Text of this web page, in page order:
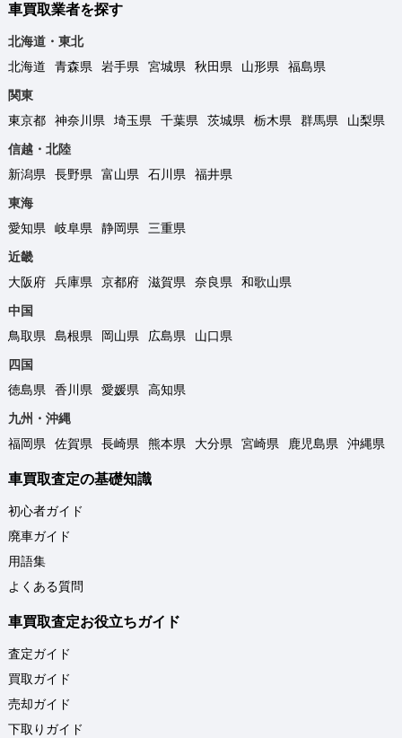
車買取業者を探す
北海道・東北
北海道
青森県 岩手県 宮城県 秋田県 山形県
福島県
関東
東京都
神奈川県 埼玉県 千葉県 茨城県 栃木県 群馬県
山梨県
信越・北陸
新潟県
長野県 富山県 石川県
福井県
東海
愛知県
岐阜県 静岡県
三重県
近畿
大阪府
兵庫県 京都府 滋賀県 奈良県
和歌山県
中国
鳥取県
島根県 岡山県 広島県
山口県
四国
徳島県
香川県 愛媛県
高知県
九州・沖縄
福岡県
佐賀県 長崎県 熊本県 大分県 宮崎県 鹿児島県 沖縄県
車買取査定の基礎知識
初心者ガイド
廃車ガイド
用語集
よくある質問
車買取査定お役立ちガイド
査定ガイド
買取ガイド
売却ガイド
下取りガイド